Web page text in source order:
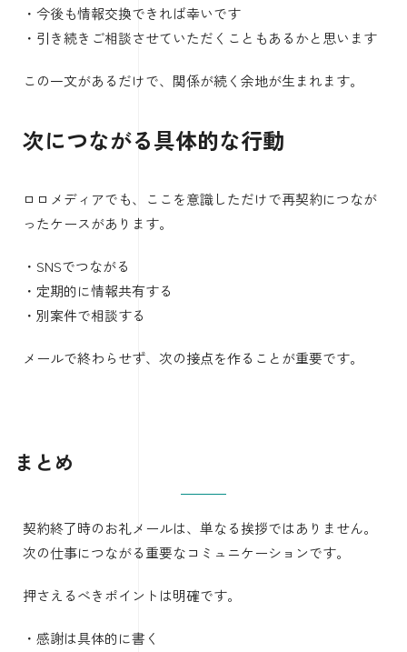
・今後も情報交換できれば幸いです
・引き続きご相談させていただくこともあるかと思います
この一文があるだけで、関係が続く余地が生まれます。
次につながる具体的な行動
ロロメディアでも、ここを意識しただけで再契約につなが
ったケースがあります。
・SNSでつながる
・定期的に情報共有する
・別案件で相談する
メールで終わらせず、次の接点を作ることが重要です。
まとめ
契約終了時のお礼メールは、単なる挨拶ではありません。
次の仕事につながる重要なコミュニケーションです。
押さえるべきポイントは明確です。
・感謝は具体的に書く